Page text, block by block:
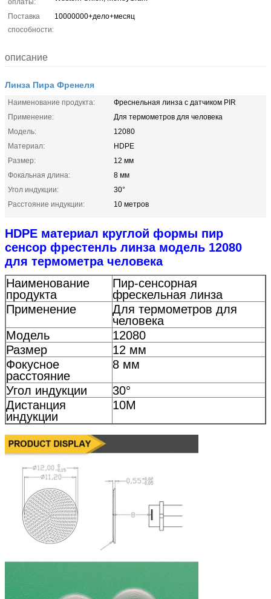
оплаты:
Поставка
способности:
10000000+дело+месяц
описание
Линза Пира Френеля
Наименование продукта:
Фреснельная линза с датчиком PIR
Применение:
Для термометров для человека
Модель:
12080
Материал:
HDPE
Размер:
12 мм
Фокальная длина:
8 мм
Угол индукции:
30°
Расстояние индукции:
10 метров
HDPE материал круглой формы пир
сенсор фрестенль линза модель 12080
для термометра человека
Наименование
продукта
Пир-сенсорная
фрескельная линза
Применение
Для термометров для
человека
Модель
12080
Размер
12 мм
Фокусное
расстояние
8 мм
Угол индукции
30°
Дистанция
индукции
10M